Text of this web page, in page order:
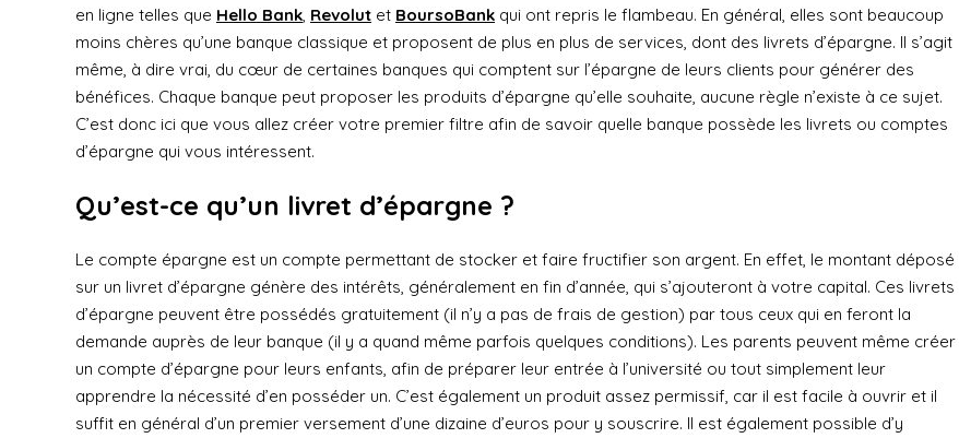
en ligne telles que Hello Bank, Revolut et BoursoBank qui ont repris le flambeau. En général, elles sont beaucoup
moins chères qu’une banque classique et proposent de plus en plus de services, dont des livrets d’épargne. Il s’agit
même, à dire vrai, du cœur de certaines banques qui comptent sur l’épargne de leurs clients pour générer des
bénéfices. Chaque banque peut proposer les produits d’épargne qu’elle souhaite, aucune règle n’existe à ce sujet.
C’est donc ici que vous allez créer votre premier filtre afin de savoir quelle banque possède les livrets ou comptes
d’épargne qui vous intéressent.
Qu’est-ce qu’un livret d’épargne ?
Le compte épargne est un compte permettant de stocker et faire fructifier son argent. En effet, le montant déposé
sur un livret d’épargne génère des intérêts, généralement en fin d’année, qui s’ajouteront à votre capital. Ces livrets
d’épargne peuvent être possédés gratuitement (il n’y a pas de frais de gestion) par tous ceux qui en feront la
demande auprès de leur banque (il y a quand même parfois quelques conditions). Les parents peuvent même créer
un compte d’épargne pour leurs enfants, afin de préparer leur entrée à l’université ou tout simplement leur
apprendre la nécessité d’en posséder un. C’est également un produit assez permissif, car il est facile à ouvrir et il
suffit en général d’un premier versement d’une dizaine d’euros pour y souscrire. Il est également possible d’y